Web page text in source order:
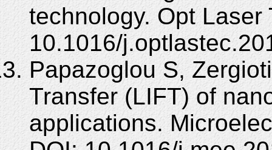
technology. Opt Laser
10.1016/
Papazoglou S,
Transfer (LIFT) of
applications.